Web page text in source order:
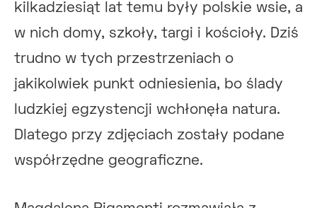
kilkadziesiąt lat temu były polskie wsie, a
w nich domy, szkoły, targi i kościoły. Dziś
trudno w tych przestrzeniach o
jakikolwiek punkt odniesienia, bo ślady
ludzkiej egzystencji wchłonęła natura.
Dlatego przy zdjęciach zostały podane
współrzędne geograficzne.